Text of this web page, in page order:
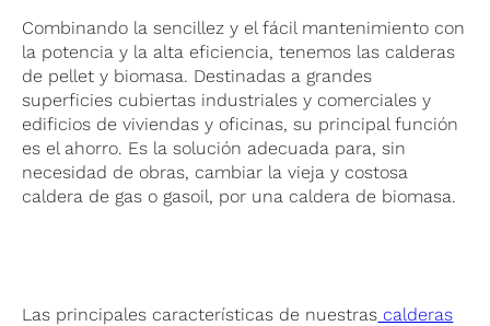
Combinando la sencillez y el fácil mantenimiento con
la potencia y la alta eficiencia, tenemos las calderas
de pellet y biomasa. Destinadas a grandes
superficies cubiertas industriales y comerciales y
edificios de viviendas y oficinas, su principal función
es el ahorro. Es la solución adecuada para, sin
necesidad de obras, cambiar la vieja y costosa
caldera de gas o gasoil, por una caldera de biomasa.
Las principales características de nuestras calderas